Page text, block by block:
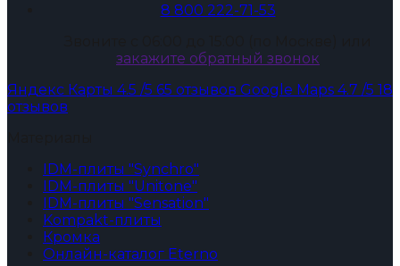
8 800 222-71-53
закажите обратный звонок
Яндекс Карты 4.5 /5 65 отзывов Google Maps 4.7 /5 18
отзывов
IDM-плиты "Synchro"
IDM-плиты "Unitone"
IDM-плиты "Sensation"
Kompakt-плиты
Кромка
Онлайн-каталог Eterno